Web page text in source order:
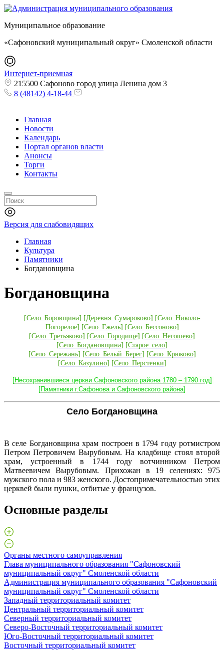
Муниципальное образование
«Сафоновский муниципальный округ» Смоленской области
Интернет-приемная
215500 Сафоново город улица Ленина дом 3
8 (48142) 4-18-44
Главная
Новости
Календарь
Портал органов власти
Анонсы
Торги
Контакты
Версия для слабовидящих
Главная
Культура
Памятники
Богдановщина
Богдановщина
[Село_Боровщина] [Деревня_Сумароково] [Село_Николо-
Погорелое] [Село_Гжель] [Село_Бессоново]
[Село_Третьяково] [Село_Городище] [Село_Негошево]
[Село_Богдановщина] [Старое_село]
[Село_Сережань] [Село_Белый_Берег] [Село_Крюково]
[Село_Казулино] [Село_Перстенки]
[Несохранившиеся церкви Сафоновского района 1780 – 1790 год]
[Памятники г.Сафонова и Сафоновского района]
Село Богдановщина
В селе Богдановщина храм построен в 1794 году ротмистром
Петром Петровичем Вырубовым. На кладбище стоял второй
храм, устроенный в 1744 году вотчинником Петром
Матвеевичем Вырубовым. Прихожан в 19 селениях: 975
мужского пола и 983 женского. Достопримечательностью этих
церквей были пушки, отбитые у французов.
Основные разделы
Органы местного самоуправления
Глава муниципального образования "Сафоновский
муниципальный округ" Смоленской области
Администрация муниципального образования "Сафоновский
муниципальный округ" Смоленской области
Западный территориальный комитет
Центральный территориальный комитет
Северный территориальный комитет
Северо-Восточный территориальный комитет
Юго-Восточный территориальный комитет
Восточный территориальный комитет